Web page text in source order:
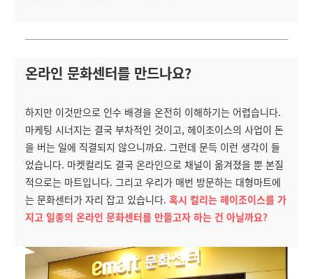
온라인 문화센터를 만드나요?
하지만 이것만으로 인수 배경을 온전히 이해하기는 어렵습니다.
마케팅 시너지는 결국 부차적인 것이고, 헤이조이스의 사업이 돈
을 버는 일에 직결되지 않으니까요. 그런데 문득 이런 생각이 들
었습니다. 마켓컬리도 결국 온라인으로 채널이 옮겨졌을 뿐 본질
적으로는 마트입니다. 그리고 우리가 매번 방문하는 대형마트에
는 문화센터가 자리 잡고 있습니다. 혹시 컬리는 헤이조이스를 가
지고 일종의 온라인 문화센터를 만들고자 하는 건 아닐까요?